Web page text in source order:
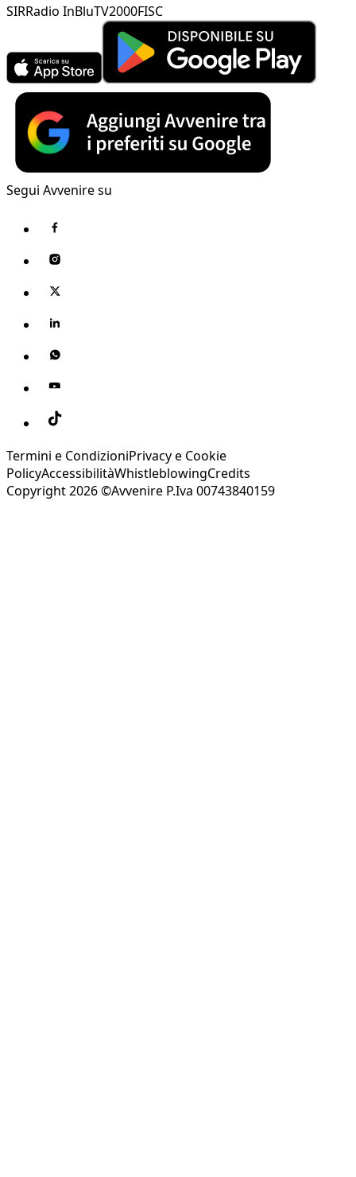
SIRRadio InBluTV2000FISC
Segui Avvenire su
Termini e CondizioniPrivacy e Cookie
PolicyAccessibilitàWhistleblowingCredits
Copyright 2026 ©Avvenire P.Iva 00743840159